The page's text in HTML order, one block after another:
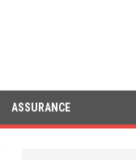
ASSURANCE